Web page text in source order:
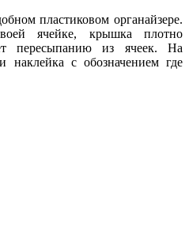
пластиковом органайзере.
ячейке, крышка плотно
пересыпанию из ячеек. На
наклейка с обозначением где